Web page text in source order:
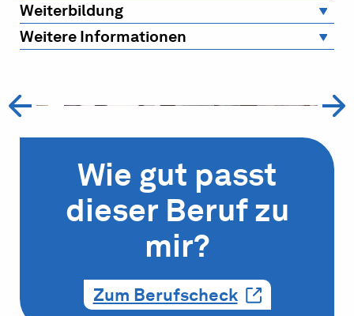
Weiterbildung
Weitere Informationen
Wie gut passt
dieser Beruf zu
mir?
Zum Berufscheck